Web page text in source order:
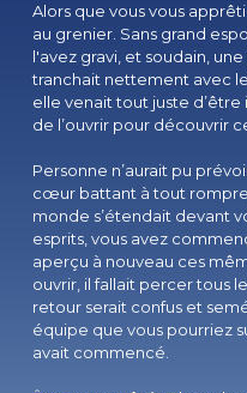
Alors que vous vous
au grenier. Sans grand
l'avez gravi, et soudain,
tranchait nettement avec
elle venait tout juste
de l’ouvrir pour découvrir
Personne n’aurait pu
cœur battant à tout rompre,
monde s’étendait devant
esprits, vous avez
aperçu à nouveau ces
ouvrir, il fallait percer tous
retour serait confus et
équipe que vous pourriez
avait commencé.